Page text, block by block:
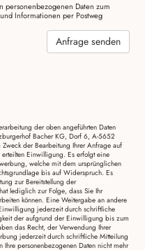
personenbezogenen Daten zum
Informationen per Postweg
Anfrage senden
der oben angeführten Daten
Bacher KG, Dorf 6, A-5652
der Bearbeitung Ihrer Anfrage auf
Einwilligung. Es erfolgt eine
welche mit dem ursprünglichen
bis auf Widerspruch. Es
zur Bereitstellung der
lediglich zur Folge, dass Sie Ihr
können. Eine Weitergabe an andere
jederzeit durch schriftliche
der aufgrund der Einwilligung bis zum
das Recht, der Verwendung Ihrer
jederzeit durch schriftliche Mitteilung
personenbezogenen Daten nicht mehr